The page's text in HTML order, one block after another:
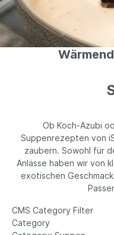
Ob Koch-Azubi
Suppenrezepten von
zaubern. Sowohl für
Anlässe haben wir von
exotischen
CMS Category Filter
Category